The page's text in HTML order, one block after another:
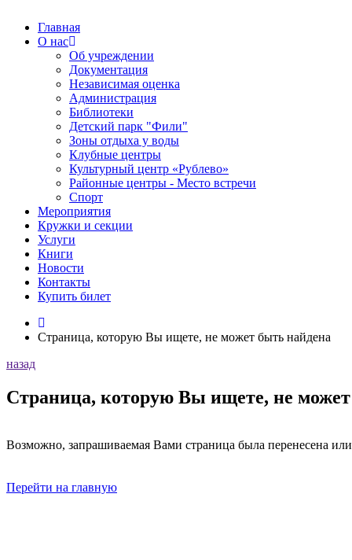
Главная
О нас
Об учреждении
Документация
Независимая оценка
Администрация
Библиотеки
Детский парк "Фили"
Зоны отдыха у воды
Клубные центры
Культурный центр «Рублево»
Районные центры - Место встречи
Спорт
Мероприятия
Кружки и секции
Услуги
Книги
Новости
Контакты
Купить билет
Страница, которую Вы ищете, не может быть найдена
назад
Страница, которую Вы ищете, не
Возможно, запрашиваемая Вами страница была перенесена или
Перейти на главную